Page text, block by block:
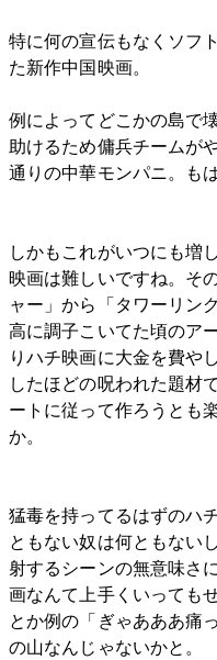
特に何の宣伝もなくソフ
た新作中国映画。
例によってどこかの島で
助けるため傭兵チームが
通りの中華モンパニ。も
しかもこれがいつにも増
映画は難しいですね。そ
ャー」から「タワーリン
高に調子こいてた頃のア
りハチ映画に大金を費や
したほどの呪われた題材
ートに従って作ろうとも
か。
猛毒を持ってるはずのハ
ともない奴は何ともない
射するシーンの無意味さ
画なんて上手くいっても
とか例の「ぎゃあああ痛
の山なんじゃないかと。